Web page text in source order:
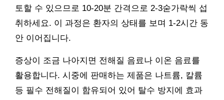
토할 수 있으므로 10-20분 간격으로 2-3숟가락씩 섭
취하세요. 이 과정은 환자의 상태를 보며 1-2시간 동
안 이어집니다.
증상이 조금 나아지면 전해질 음료나 이온 음료를
활용합니다. 시중에 판매하는 제품은 나트륨, 칼륨
등 필수 전해질이 함유되어 있어 탈수 방지에 효과